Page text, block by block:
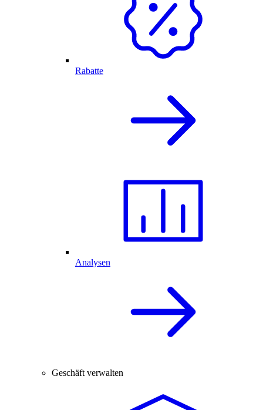
Rabatte
Analysen
Geschäft verwalten